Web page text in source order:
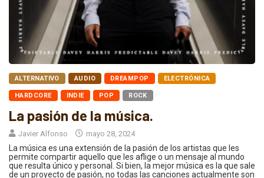
ALTERNATIVO AUDIO DREAMPOP ELECTRÓNICA
HARDCORE INDIE POP ROCK
La pasión de la música.
Javier Alfonso mayo 28, 2024
La música es una extensión de la pasión de los artistas que les
permite compartir aquello que les aflige o un mensaje al mundo
que resulta único y personal. Si bien, la mejor música es la que sale
de un proyecto de pasión, no todas las canciones actualmente son